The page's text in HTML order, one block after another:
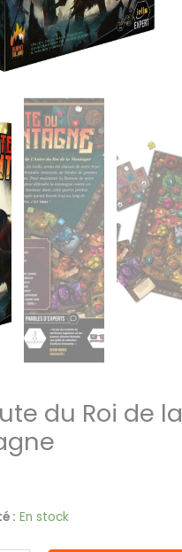
du Roi de la
: En stock